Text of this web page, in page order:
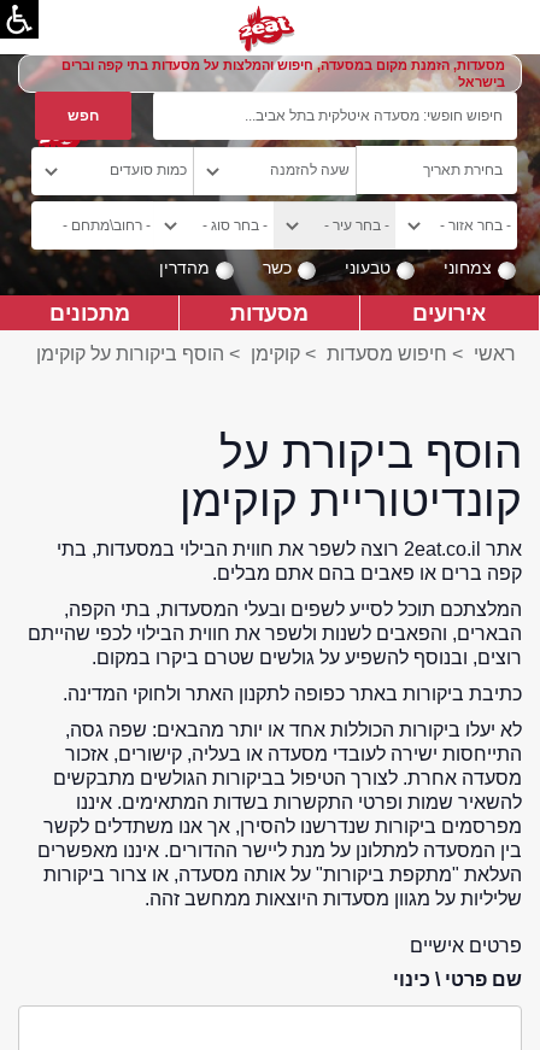
מסעדות, הזמנת מקום במסעדה, חיפוש והמלצות על מסעדות בתי קפה וברים
בישראל
צמחוני טבעוני כשר מהדרין
אירועים מסעדות מתכונים
ראשי > חיפוש מסעדות > קוקימן > הוסף ביקורות על קוקימן
הוסף ביקורת על
קונדיטוריית קוקימן
אתר 2eat.co.il רוצה לשפר את חווית הבילוי במסעדות, בתי
קפה ברים או פאבים בהם אתם מבלים.
המלצתכם תוכל לסייע לשפים ובעלי המסעדות, בתי הקפה,
הבארים, והפאבים לשנות ולשפר את חווית הבילוי לכפי שהייתם
רוצים, ובנוסף להשפיע על גולשים שטרם ביקרו במקום.
כתיבת ביקורות באתר כפופה לתקנון האתר ולחוקי המדינה.
לא יעלו ביקורות הכוללות אחד או יותר מהבאים: שפה גסה,
התייחסות ישירה לעובדי מסעדה או בעליה, קישורים, אזכור
מסעדה אחרת. לצורך הטיפול בביקורות הגולשים מתבקשים
להשאיר שמות ופרטי התקשרות בשדות המתאימים. איננו
מפרסמים ביקורות שנדרשנו להסירן, אך אנו משתדלים לקשר
בין המסעדה למתלונן על מנת ליישר ההדורים. איננו מאפשרים
העלאת "מתקפת ביקורות" על אותה מסעדה, או צרור ביקורות
שליליות על מגוון מסעדות היוצאות ממחשב זהה.
פרטים אישיים
שם פרטי \ כינוי